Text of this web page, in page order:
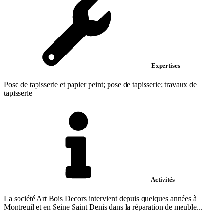
Expertises
Pose de tapisserie et papier peint; pose de tapisserie; travaux de
tapisserie
Activités
La société Art Bois Decors intervient depuis quelques années à
Montreuil et en Seine Saint Denis dans la réparation de meuble...